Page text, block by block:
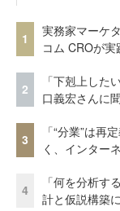
1
実務家マーケ
コム CROが実
2
「下剋上した
口義宏さんに
3
「“分業”は再
く、インター
4
「何を分析す
計と仮説構築